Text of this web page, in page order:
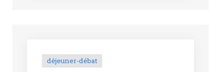
déjeuner-débat